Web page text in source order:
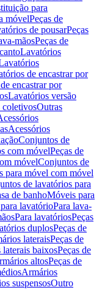
para
móvelPeças de
de pousarPeças
mãosPeças de
Lavatórios
de encastrar por
encastrar por
Lavatórios versão
Outras
Acessórios
Conjuntos de
com móvelPeças de
móvelConjuntos de
para móvel com móvel
de lavatórios para
de banhoMóveis para
lavatórioPara lava-
Para lavatóriosPeças
duplosPeças de
lateraisPeças de
baixosPeças de
altosPeças de
Armários
suspensosOutro